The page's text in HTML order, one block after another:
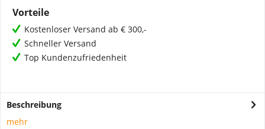
Vorteile
Kostenloser Versand ab € 300,-
Schneller Versand
Top Kundenzufriedenheit
Beschreibung
mehr